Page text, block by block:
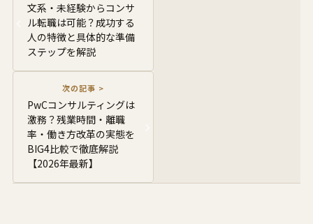
文系・未経験からコンサ
ル転職は可能？成功する
人の特徴と具体的な準備
ステップを解説
PwCコンサルティングは
激務？残業時間・離職
率・働き方改革の実態を
BIG4比較で徹底解説
【2026年最新】